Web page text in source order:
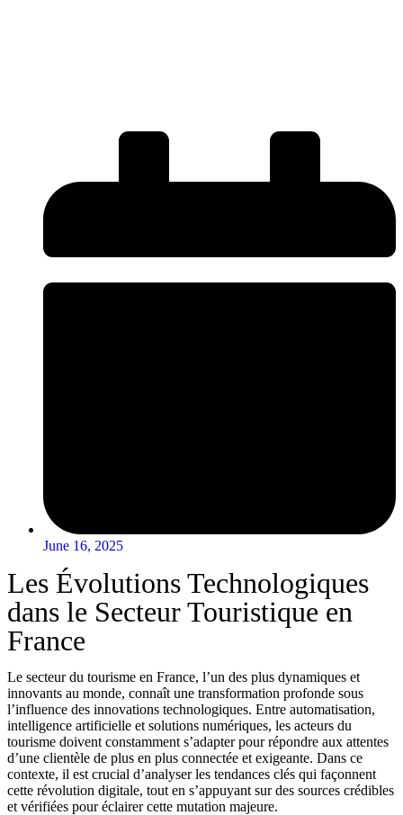
June 16, 2025
Les Évolutions Technologiques
dans le Secteur Touristique en
France
Le secteur du tourisme en France, l’un des plus dynamiques et
innovants au monde, connaît une transformation profonde sous
l’influence des innovations technologiques. Entre automatisation,
intelligence artificielle et solutions numériques, les acteurs du
tourisme doivent constamment s’adapter pour répondre aux attentes
d’une clientèle de plus en plus connectée et exigeante. Dans ce
contexte, il est crucial d’analyser les tendances clés qui façonnent
cette révolution digitale, tout en s’appuyant sur des sources crédibles
et vérifiées pour éclairer cette mutation majeure.